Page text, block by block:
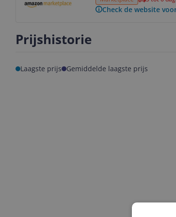
Check de website
Prijshistorie
Laagste prijs Gemiddelde laagste prijs